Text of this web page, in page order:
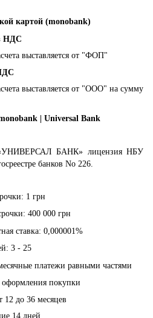
картой (monobank)
НДС
выставляется от "ФОП"
выставляется от "ООО" на сумму
| Universal Bank
«УНИВЕРСАЛ БАНК» лицензия НБУ
банков No 226.
1 грн
400 000 грн
ставка: 0,000001%
3 - 25
платежи равными частями
покупки
12 до 36 месяцев
14 дней